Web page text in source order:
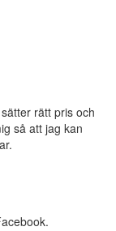
rätt pris och
så att jag kan